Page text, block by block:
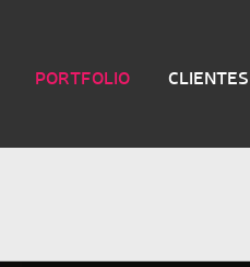
PORTFOLIO CLIENTES